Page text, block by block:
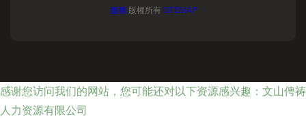
服務 版權所有 SITEMAP
感谢您访问我们的网站，您可能还对以下资源感兴趣：文山俜祷
人力资源有限公司